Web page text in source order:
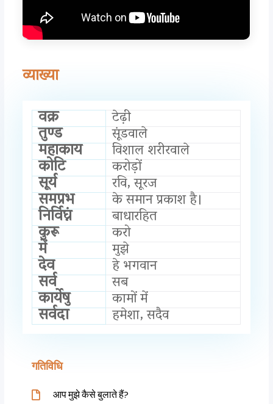
व्याख्या
वक्र
टेढ़ी
तुण्ड सूंडवाले
महाकाय विशाल शरीरवाले
कोटि करोड़ों
सूर्य रवि, सूरज
समप्रभ के समान प्रकाश है।
निर्विघ्नं बाधारहित
कुरू करो
में मुझे
देव हे भगवान
सर्व सब
कार्येषु कामों में
सर्वदा हमेशा, सदैव
गतिविधि
आप मुझे कैसे बुलाते हैं?